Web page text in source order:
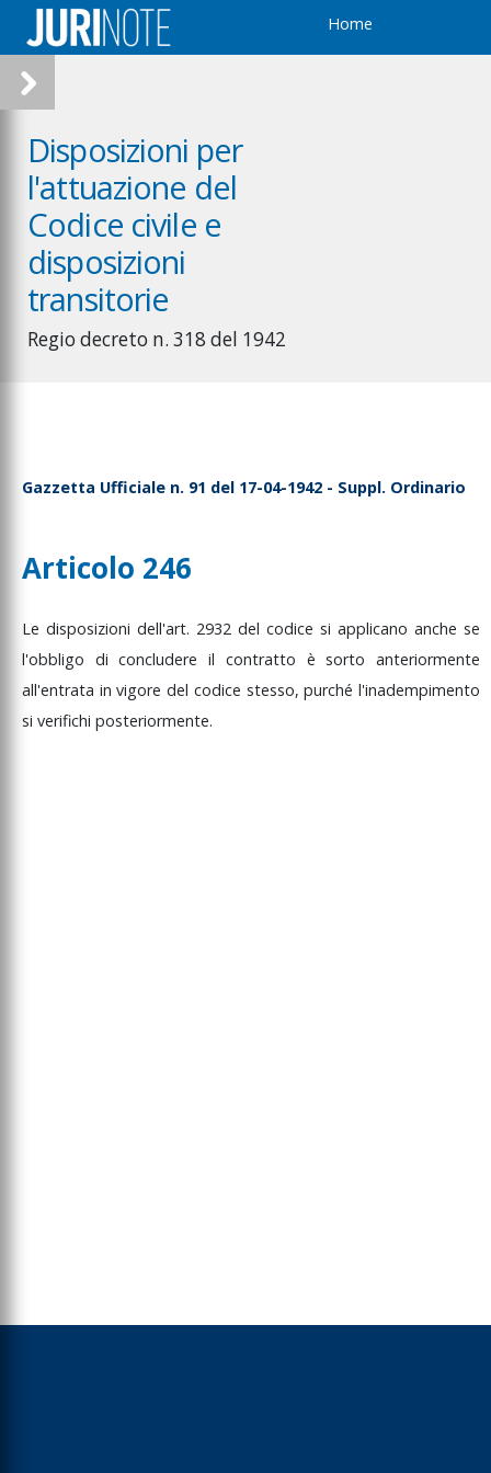
Home
Disposizioni per
l'attuazione del
Codice civile e
disposizioni
transitorie
Regio decreto n. 318 del 1942
Gazzetta Ufficiale n. 91 del 17-04-1942 - Suppl. Ordinario
Articolo 246
Le disposizioni dell'art. 2932 del codice si applicano anche se
l'obbligo diconcludereil contratto èsortoanteriormente
all'entrata invigoredel codice stesso,purchél'inadempimento
si verifichi posteriormente.